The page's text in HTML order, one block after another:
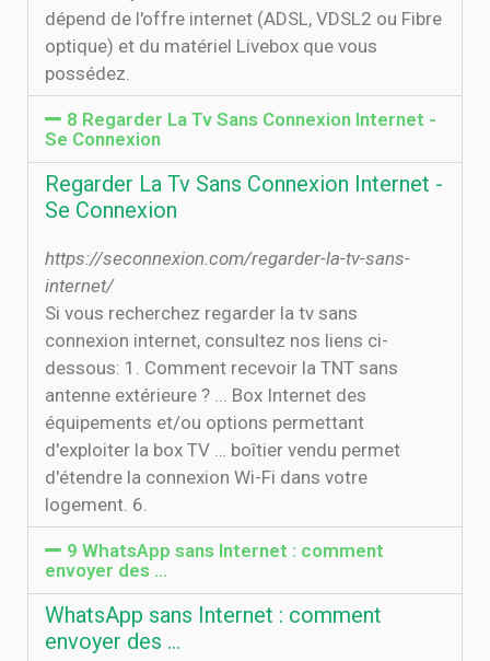
dépend de l'offre internet (ADSL, VDSL2 ou Fibre
optique) et du matériel Livebox que vous
possédez.
8 Regarder La Tv Sans Connexion Internet -
Se Connexion
Regarder La Tv Sans Connexion Internet -
Se Connexion
https://seconnexion.com/regarder-la-tv-sans-
internet/
Si vous recherchez regarder la tv sans
connexion internet, consultez nos liens ci-
dessous: 1. Comment recevoir la TNT sans
antenne extérieure ? ... Box Internet des
équipements et/ou options permettant
d'exploiter la box TV … boîtier vendu permet
d'étendre la connexion Wi-Fi dans votre
logement. 6.
9 WhatsApp sans Internet : comment
envoyer des …
WhatsApp sans Internet : comment
envoyer des …